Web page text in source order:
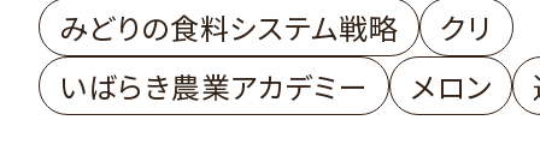
みどりの食料システム戦略
クリ
いばらき農業アカデミー
メロン